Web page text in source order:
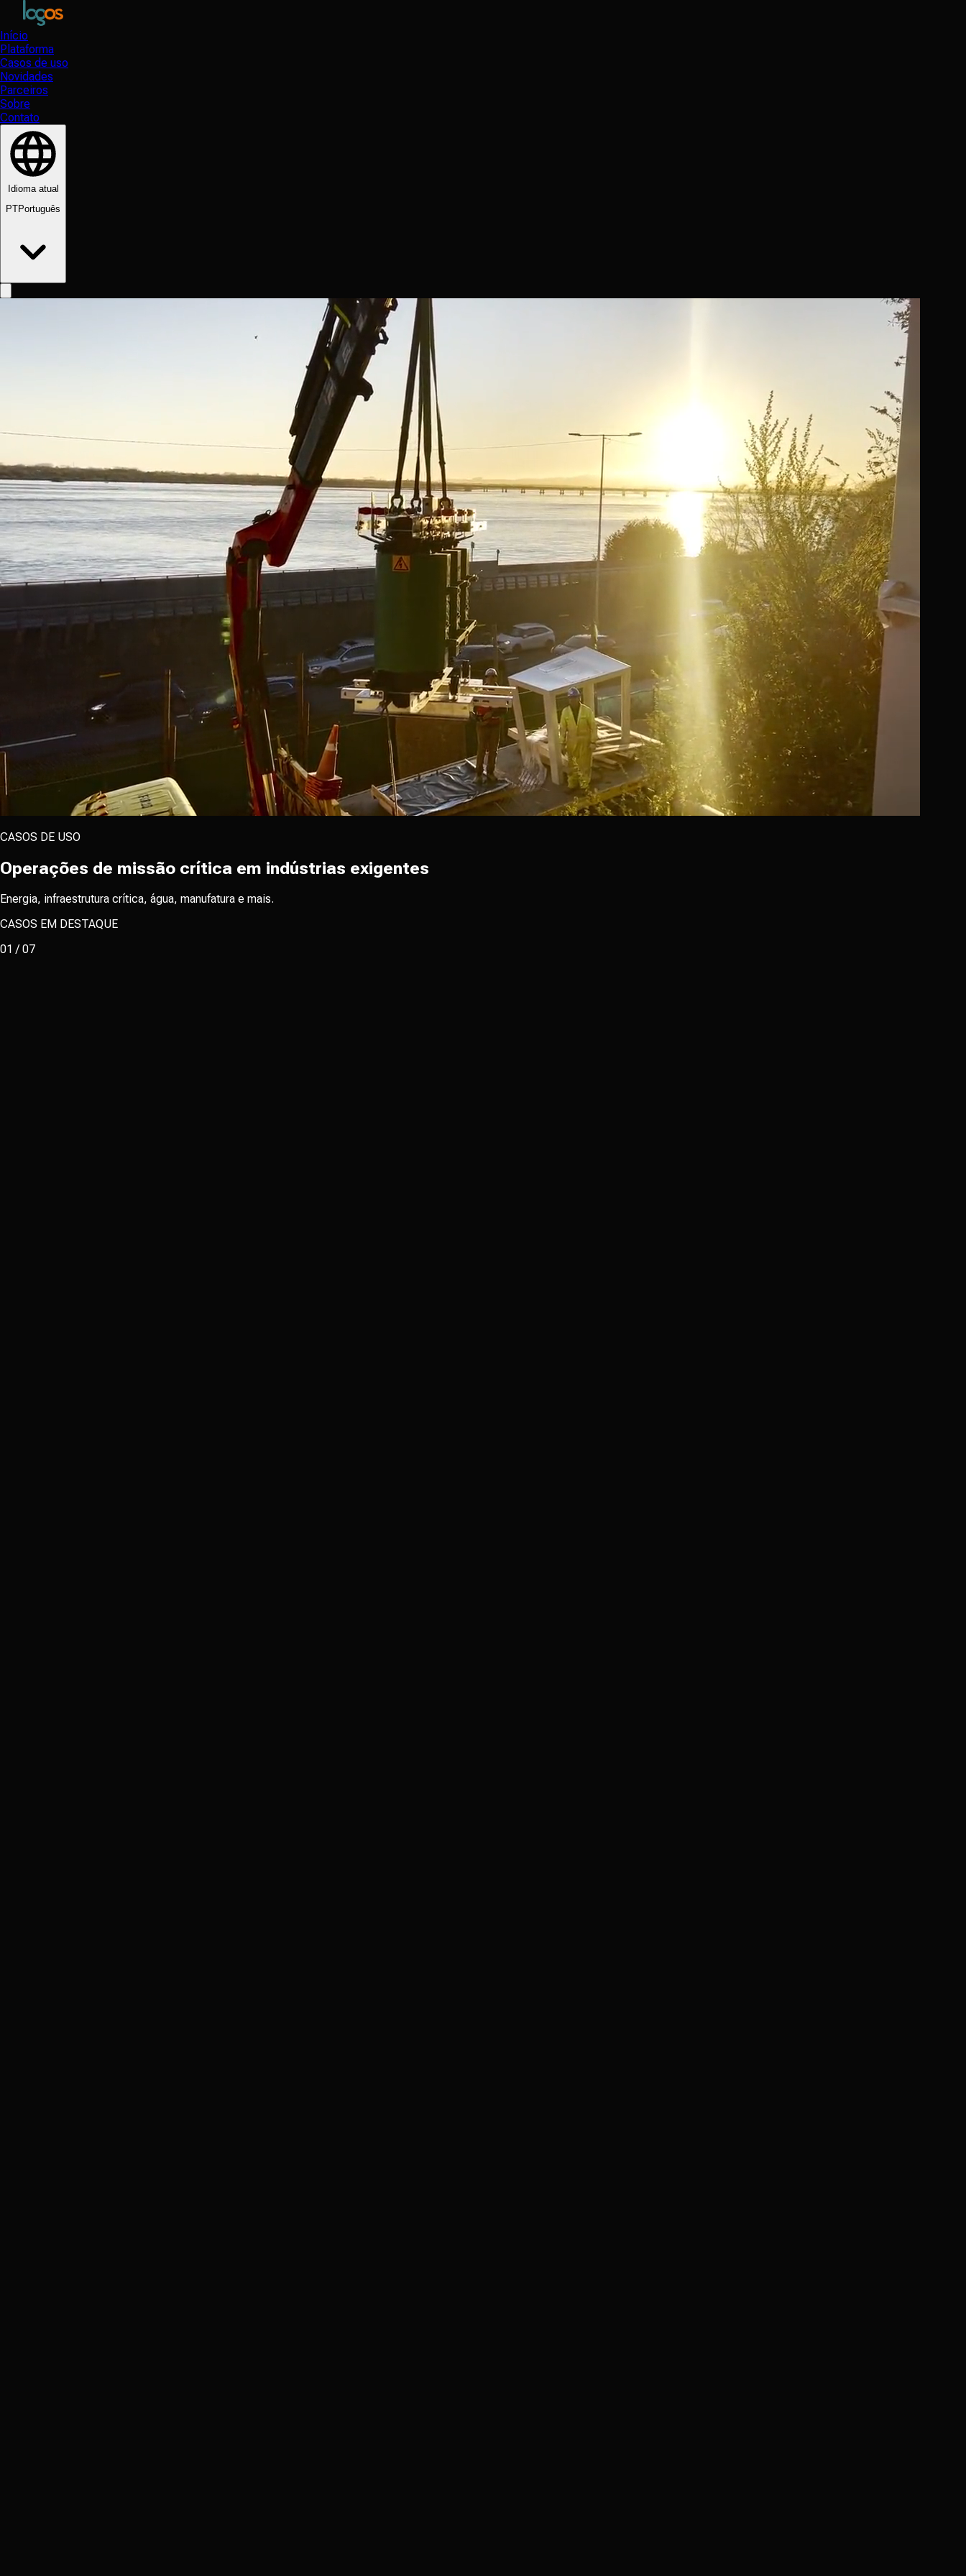
Início
Plataforma
Casos de uso
Novidades
Parceiros
Sobre
Contato
Idioma atual
PTPortuguês
CASOS DE USO
Operações de missão crítica em indústrias exigentes
Energia, infraestrutura crítica, água, manufatura e mais.
CASOS EM DESTAQUE
01 /07